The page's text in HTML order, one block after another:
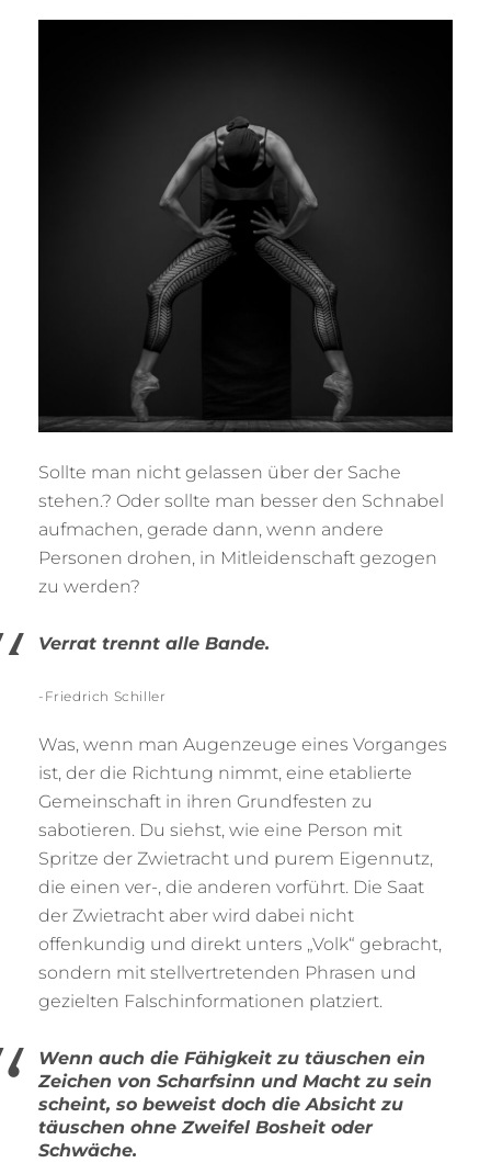
Sollte man nicht gelassen über der Sache
stehen.? Oder sollte man besser den Schnabel
aufmachen, gerade dann, wenn andere
Personen drohen, in Mitleidenschaft gezogen
zu werden?
Verrat trennt alle Bande.
-Friedrich Schiller
Was, wenn man Augenzeuge eines Vorganges
ist, der die Richtung nimmt, eine etablierte
Gemeinschaft in ihren Grundfesten zu
sabotieren. Du siehst, wie eine Person mit
Spritze der Zwietracht und purem Eigennutz,
die einen ver-, die anderen vorführt. Die Saat
der Zwietracht aber wird dabei nicht
offenkundig und direkt unters „Volk“ gebracht,
sondern mit stellvertretenden Phrasen und
gezielten Falschinformationen platziert.
Wenn auch die Fähigkeit zu täuschen ein
Zeichen von Scharfsinn und Macht zu sein
scheint, so beweist doch die Absicht zu
täuschen ohne Zweifel Bosheit oder
Schwäche.